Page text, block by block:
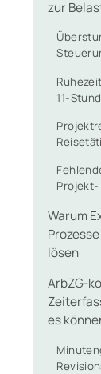
zur
11-
Projekt-
Warum
lösen
ArbZG-
es